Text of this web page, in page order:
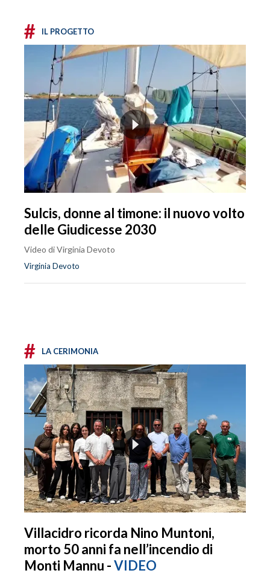
# IL PROGETTO
Sulcis, donne al timone: il nuovo volto
delle Giudicesse 2030
Video di Virginia Devoto
Virginia Devoto
# LA CERIMONIA
Villacidro ricorda Nino Muntoni,
morto 50 anni fa nell’incendio di
Monti Mannu -VIDEO